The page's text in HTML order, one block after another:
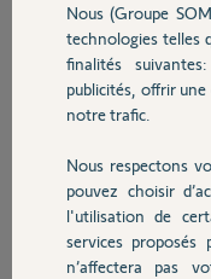
Sécurité
Domotique
Chauffage
Autres produits
Merci,
Philippe P.
il y a plus d'un an
Réponses
Nous (Groupe
technologies telles
finalités
publicités, offrir
notre trafic.
Nous respectons
pouvez choisir
l'utilisation de
services
n’affectera pas